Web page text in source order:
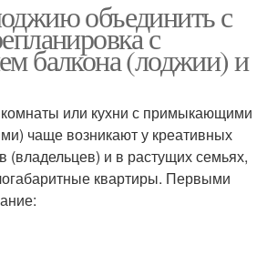
объединить с
с
балкона (лоджии) и
или кухни с примыкающими
чаще возникают у креативных
(владельцев) и в растущих семьях,
квартиры. Первыми